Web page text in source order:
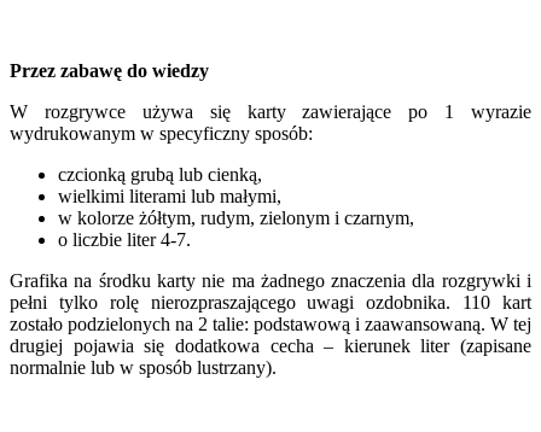
Przez zabawę do wiedzy
W rozgrywce używa się karty zawierające po 1 wyrazie
wydrukowanym w specyficzny sposób:
czcionką grubą lub cienką,
wielkimi literami lub małymi,
w kolorze żółtym, rudym, zielonym i czarnym,
o liczbie liter 4-7.
Grafika na środku karty nie ma żadnego znaczenia dla rozgrywki i
pełni tylko rolę nierozpraszającego uwagi ozdobnika. 110 kart
zostało podzielonych na 2 talie: podstawową i zaawansowaną. W tej
drugiej pojawia się dodatkowa cecha – kierunek liter (zapisane
normalnie lub w sposób lustrzany).